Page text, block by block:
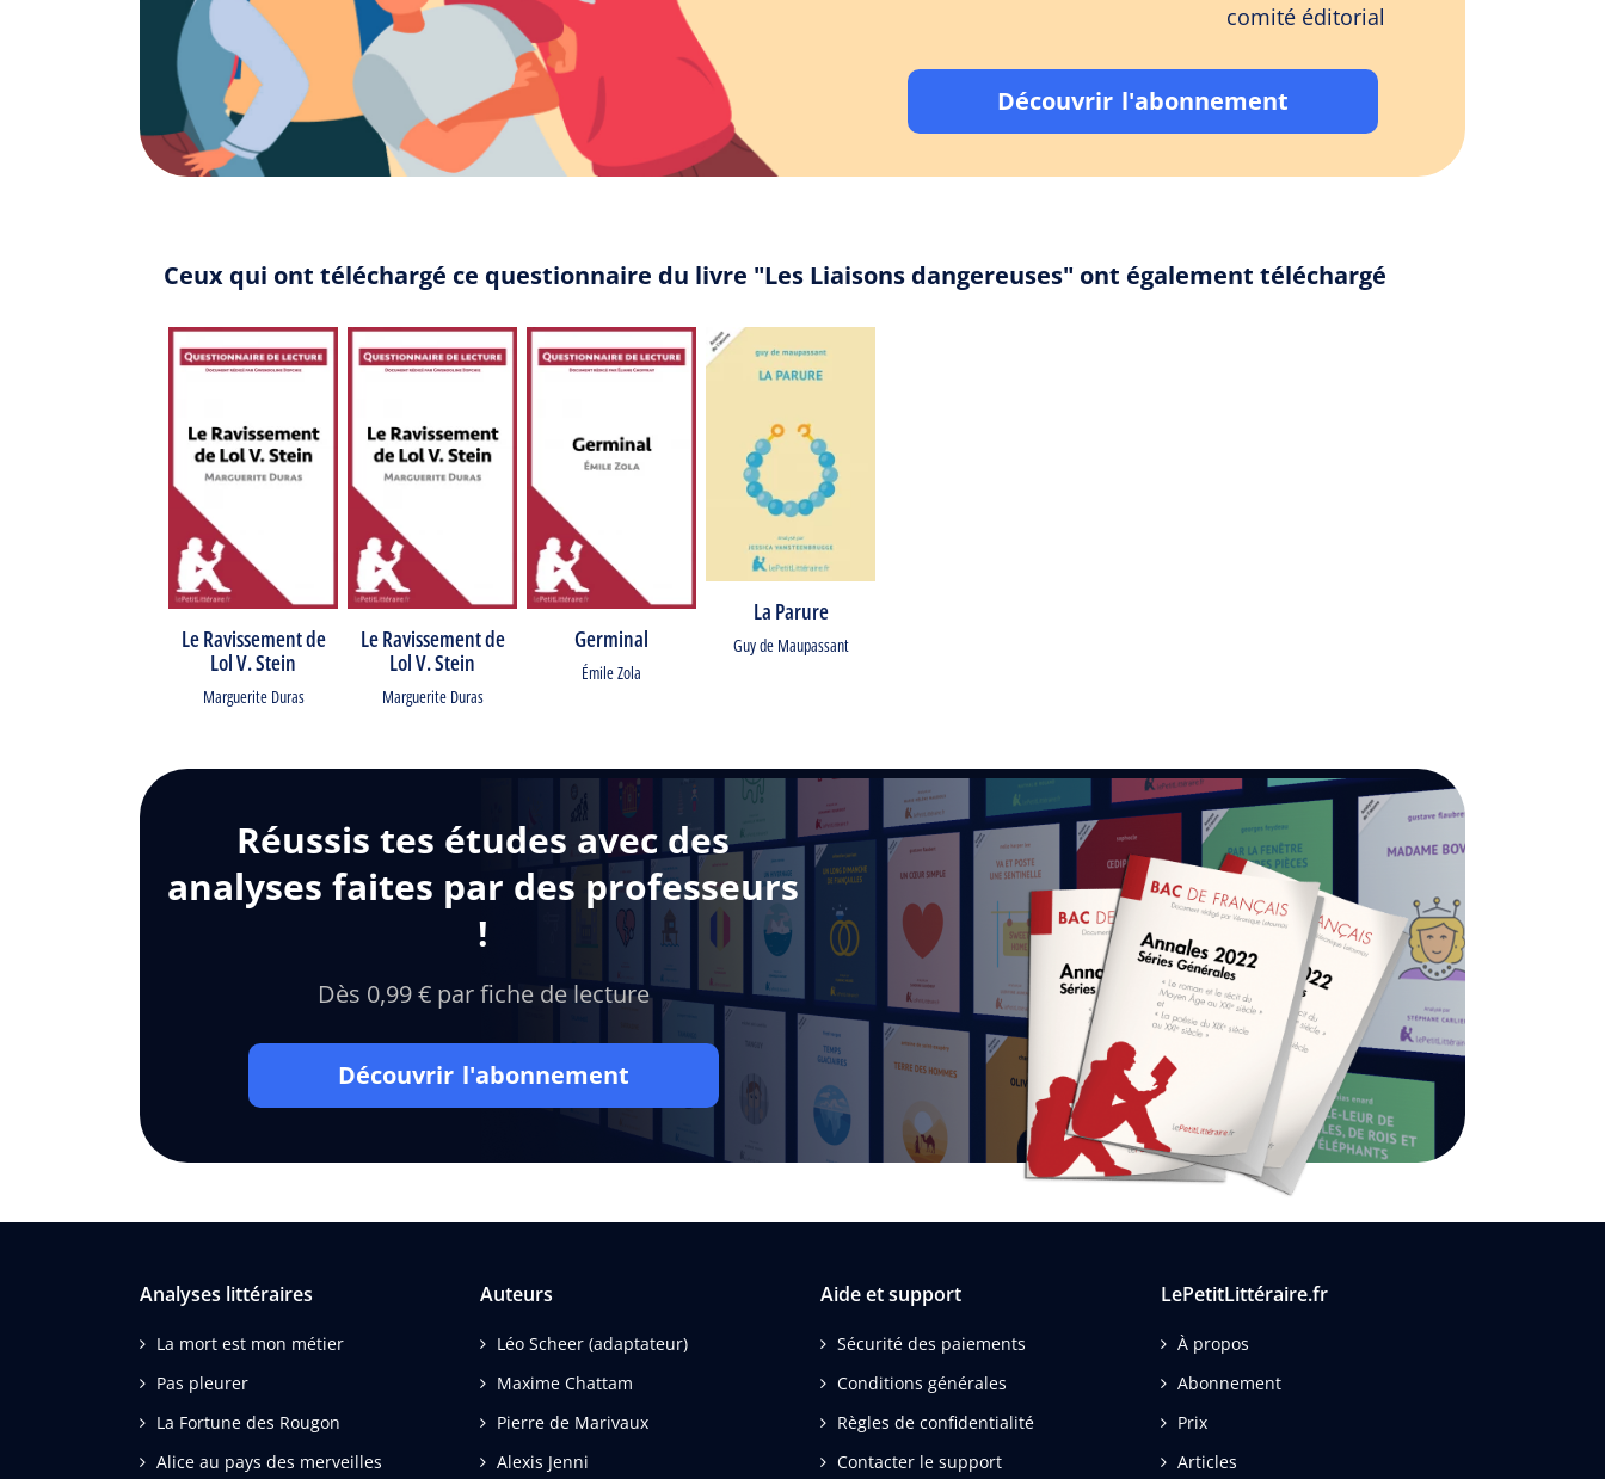
comité éditorial
Découvrir l'abonnement
Ceux qui ont téléchargé ce questionnaire du livre "Les Liaisons dangereuses" ont également téléchargé
Le Ravissement de
Lol V. Stein
Marguerite Duras
Le Ravissement de
Lol V. Stein
Marguerite Duras
Germinal
Émile Zola
La Parure
Guy de Maupassant
Réussis tes études avec des
analyses faites par des professeurs
!
Dès 0,99 € par fiche de lecture
Découvrir l'abonnement
Analyses littéraires
La mort est mon métier
Pas pleurer
La Fortune des Rougon
Alice au pays des merveilles
Auteurs
Léo Scheer (adaptateur)
Maxime Chattam
Pierre de Marivaux
Alexis Jenni
Aide et support
Sécurité des paiements
Conditions générales
Règles de confidentialité
Contacter le support
LePetitLittéraire.fr
À propos
Abonnement
Prix
Articles